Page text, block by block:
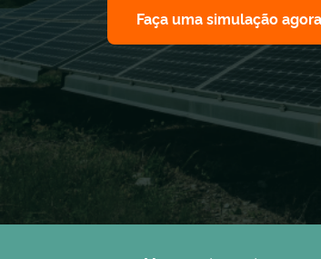
Faça uma simulação agora